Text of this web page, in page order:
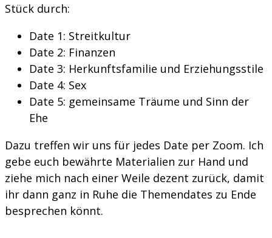
Stück durch:
Date 1: Streitkultur
Date 2: Finanzen
Date 3: Herkunftsfamilie und Erziehungsstile
Date 4: Sex
Date 5: gemeinsame Träume und Sinn der
Ehe
Dazu treffen wir uns für jedes Date per Zoom. Ich
gebe euch bewährte Materialien zur Hand und
ziehe mich nach einer Weile dezent zurück, damit
ihr dann ganz in Ruhe die Themendates zu Ende
besprechen könnt.